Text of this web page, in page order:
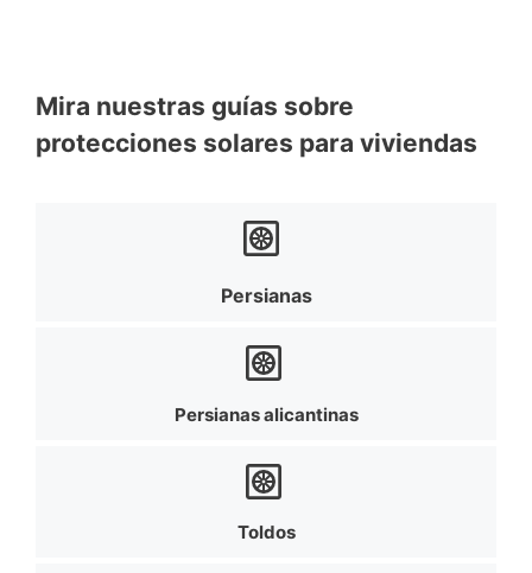
Mira nuestras guías sobre
protecciones solares para viviendas
Persianas
Persianas alicantinas
Toldos